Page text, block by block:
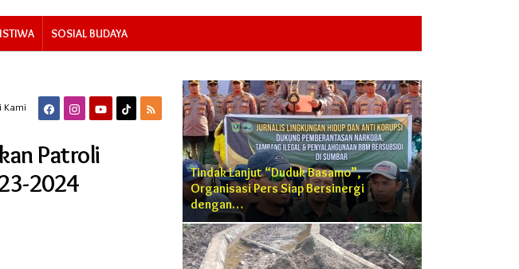
SOSIAL BUDAYA
Kami
Patroli
2024
Tindak Lanjut “Duduk Basamo”,
Organisasi Pers Siap Bersinergi
dengan…